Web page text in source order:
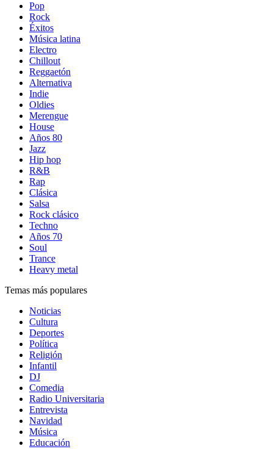
Pop
Rock
Éxitos
Música latina
Electro
Chillout
Reggaetón
Alternativa
Indie
Oldies
Merengue
House
Años 80
Jazz
Hip hop
R&B
Rap
Clásica
Salsa
Rock clásico
Techno
Años 70
Soul
Trance
Heavy metal
Temas más populares
Noticias
Cultura
Deportes
Política
Religión
Infantil
DJ
Comedia
Radio Universitaria
Entrevista
Navidad
Música
Educación